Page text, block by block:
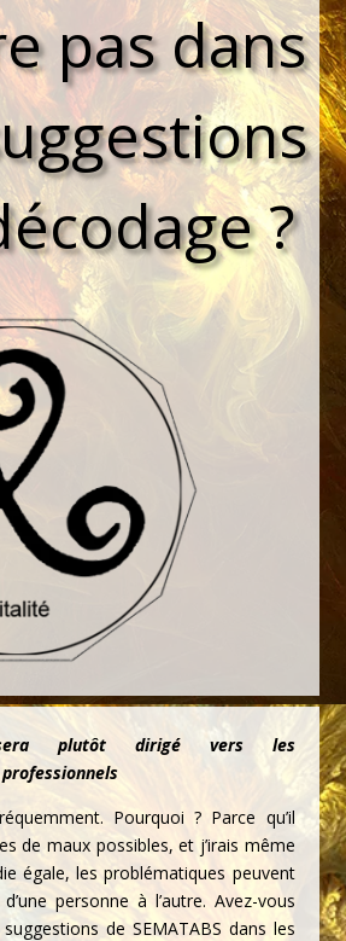
pas dans
?
plutôt dirigé vers les
Pourquoi ? Parce qu’il
de maux possibles, et j’irais même
égale, les problématiques peuvent
personne à l’autre. Avez-vous
de SEMATABS dans les